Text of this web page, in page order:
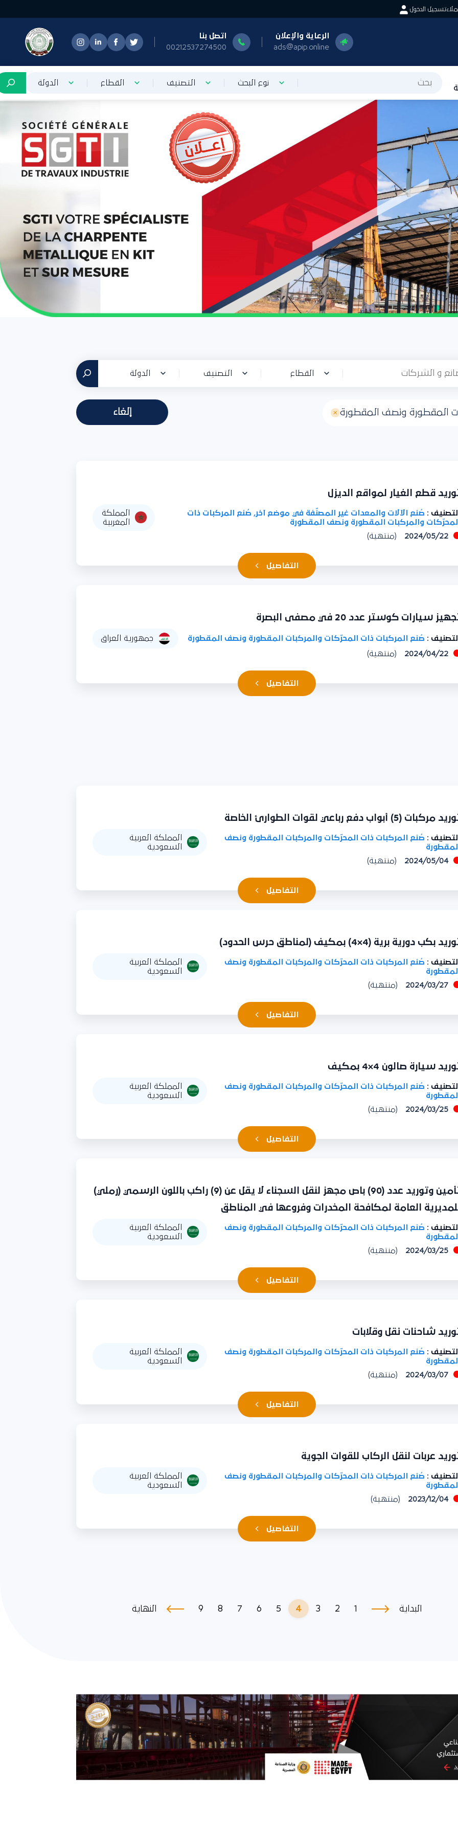
تسجيل الدخول
الرعاية والإعلان
ads@apip.online
اتصل بنا
00212537274500
نوع البحث التصنيف القطاع الدولة
القطاع التصنيف الدولة
المقطورة ونصف المقطورة إلغاء
قطع الغيار لمواقع الديزل
: صُنع الآلات والمعدات غير المصنّفة في موضع آخر, صُنع المركبات ذات
والمركبات المقطورة ونصف المقطورة
المملكة
المغربية
2024/05/22
(منتهية)
التفاصيل
سيارات كوستر عدد 20 في مصفى البصرة
: صُنع المركبات ذات المحرّكات والمركبات المقطورة ونصف المقطورة جمهورية العراق
2024/04/22 (منتهية)
التفاصيل
مركبات (5) أبواب دفع رباعي لقوات الطوارئ الخاصة
: صُنع المركبات ذات المحرّكات والمركبات المقطورة ونصف
المملكة العربية
السعودية
2024/05/04
(منتهية)
التفاصيل
بكب دورية برية (4×4) بمكيف (لمناطق حرس الحدود)
: صُنع المركبات ذات المحرّكات والمركبات المقطورة ونصف
المملكة العربية
السعودية
2024/03/27
(منتهية)
التفاصيل
سيارة صالون 4×4 بمكيف
: صُنع المركبات ذات المحرّكات والمركبات المقطورة ونصف
المملكة العربية
السعودية
2024/03/25
(منتهية)
التفاصيل
تأمين وتوريد عدد (90) باص مجهز لنقل السجناء لا يقل عن (9) راكب باللون الرسمي (رملي)
العامة لمكافحة المخدرات وفروعها في المناطق
: صُنع المركبات ذات المحرّكات والمركبات المقطورة ونصف
المملكة العربية
السعودية
2024/03/25
(منتهية)
التفاصيل
شاحنات نقل وقلابات
: صُنع المركبات ذات المحرّكات والمركبات المقطورة ونصف
المملكة العربية
السعودية
2024/03/07
(منتهية)
التفاصيل
عربات لنقل الركاب للقوات الجوية
: صُنع المركبات ذات المحرّكات والمركبات المقطورة ونصف
المملكة العربية
السعودية
2023/12/04
(منتهية)
التفاصيل
البداية 2
3
4
5
6
7
8
9 النهاية